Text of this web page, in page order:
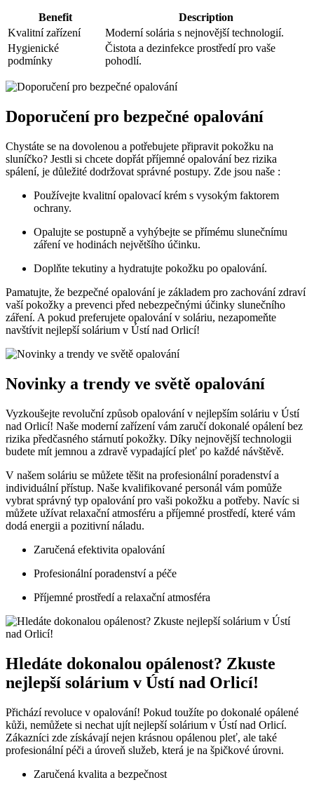
Benefit
Description
Kvalitní zařízení
Moderní solária s nejnovější technologií.
Hygienické
podmínky
Čistota a dezinfekce prostředí pro vaše
pohodlí.
Doporučení pro bezpečné opalování
Chystáte se na dovolenou a potřebujete připravit pokožku na
sluníčko? Jestli si chcete dopřát příjemné opalování bez rizika
spálení, je důležité dodržovat správné postupy. Zde jsou naše :
Používejte kvalitní opalovací krém s vysokým faktorem
ochrany.
Opalujte se postupně a vyhýbejte se přímému slunečnímu
záření ve hodinách největšího účinku.
Doplňte tekutiny a hydratujte pokožku po opalování.
Pamatujte, že bezpečné opalování je základem pro zachování zdraví
vaší pokožky a prevenci před nebezpečnými účinky slunečního
záření. A pokud preferujete opalování v soláriu, nezapomeňte
navštívit nejlepší solárium v Ústí nad Orlicí!
Novinky a trendy ve světě opalování
Vyzkoušejte revoluční způsob opalování v nejlepším soláriu v Ústí
nad Orlicí! Naše moderní zařízení vám zaručí dokonalé opálení bez
rizika předčasného stárnutí pokožky. Díky nejnovější technologii
budete mít jemnou a zdravě vypadající pleť po každé návštěvě.
V našem soláriu se můžete těšit na profesionální poradenství a
individuální přístup. Naše kvalifikované personál vám pomůže
vybrat správný typ opalování pro vaši pokožku a potřeby. Navíc si
můžete užívat relaxační atmosféru a příjemné prostředí, které vám
dodá energii a pozitivní náladu.
Zaručená efektivita opalování
Profesionální poradenství a péče
Příjemné prostředí a relaxační atmosféra
Hledáte dokonalou opálenost? Zkuste
nejlepší solárium v Ústí nad Orlicí!
Přichází revoluce v opalování! Pokud toužíte po dokonalé opálené
kůži, nemůžete si nechat ujít nejlepší solárium v Ústí nad Orlicí.
Zákazníci zde získávají nejen krásnou opálenou pleť, ale také
profesionální péči a úroveň služeb, která je na špičkové úrovni.
Zaručená kvalita a bezpečnost